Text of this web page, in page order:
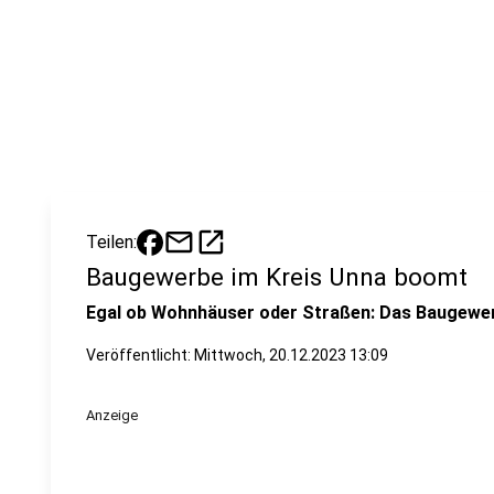
Teilen: mailopen_in_new
Baugewerbe im Kreis Unna boomt
Egal ob Wohnhäuser oder Straßen: Das
Veröffentlicht: Mittwoch, 20.12.2023 13:09
Anzeige